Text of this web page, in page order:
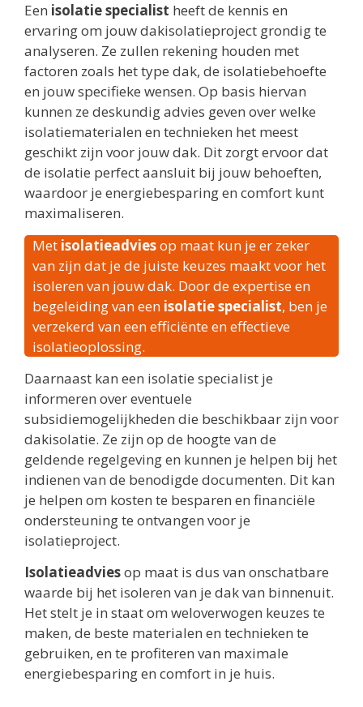
Een isolatie specialist heeft de kennis en
ervaring om jouw dakisolatieproject grondig te
analyseren. Ze zullen rekening houden met
factoren zoals het type dak, de isolatiebehoefte
en jouw specifieke wensen. Op basis hiervan
kunnen ze deskundig advies geven over welke
isolatiematerialen en technieken het meest
geschikt zijn voor jouw dak. Dit zorgt ervoor dat
de isolatie perfect aansluit bij jouw behoeften,
waardoor je energiebesparing en comfort kunt
maximaliseren.
Met isolatieadviesop maat kun je er zeker
van zijn dat je de juiste keuzes maakt voor het
isoleren van jouw dak. Door de expertise en
begeleiding van een isolatie specialist, ben je
verzekerd van een efficiënte en effectieve
isolatieoplossing.
Daarnaast kan een isolatie specialist je
informeren over eventuele
subsidiemogelijkheden die beschikbaar zijn voor
dakisolatie. Ze zijn op de hoogte van de
geldende regelgeving en kunnen je helpen bij het
indienen van de benodigde documenten. Dit kan
je helpen om kosten te besparen en financiële
ondersteuning te ontvangen voor je
isolatieproject.
Isolatieadviesop maat is dus van onschatbare
waarde bij het isoleren van je dak van binnenuit.
Het stelt je in staat om weloverwogen keuzes te
maken, de beste materialen en technieken te
gebruiken, en te profiteren van maximale
energiebesparing en comfort in je huis.